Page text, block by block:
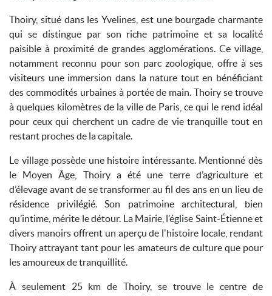
Thoiry, situé dans les Yvelines, est une bourgade charmante
qui se distingue par son riche patrimoine et sa localité
paisible à proximité de grandes agglomérations. Ce village,
notamment reconnu pour son parc zoologique, offre à ses
visiteurs une immersion dans la nature tout en bénéficiant
des commodités urbaines à portée de main. Thoiry se trouve
à quelques kilomètres de la ville de Paris, ce qui le rend idéal
pour ceux qui cherchent un cadre de vie tranquille tout en
restant proches de la capitale.
Le village possède une histoire intéressante. Mentionné dès
le Moyen Âge, Thoiry a été une terre d’agriculture et
d’élevage avant de se transformer au fil des ans en un lieu de
résidence privilégié. Son patrimoine architectural, bien
qu’intime, mérite le détour. La Mairie, l’église Saint-Étienne et
divers manoirs offrent un aperçu de l'histoire locale, rendant
Thoiry attrayant tant pour les amateurs de culture que pour
les amoureux de tranquillité.
À seulement 25 km de Thoiry, se trouve le centre de